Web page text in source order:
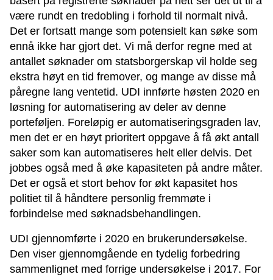
være rundt en tredobling i forhold til normalt nivå.
Det er fortsatt mange som potensielt kan søke som
ennå ikke har gjort det. Vi må derfor regne med at
antallet søknader om statsborgerskap vil holde seg
ekstra høyt en tid fremover, og mange av disse må
påregne lang ventetid. UDI innførte høsten 2020 en
løsning for automatisering av deler av denne
porteføljen. Foreløpig er automatiseringsgraden lav,
men det er en høyt prioritert oppgave å få økt antall
saker som kan automatiseres helt eller delvis. Det
jobbes også med å øke kapasiteten på andre måter.
Det er også et stort behov for økt kapasitet hos
politiet til å håndtere personlig fremmøte i
forbindelse med søknadsbehandlingen.
UDI gjennomførte i 2020 en brukerundersøkelse.
Den viser gjennomgående en tydelig forbedring
sammenlignet med forrige undersøkelse i 2017. For